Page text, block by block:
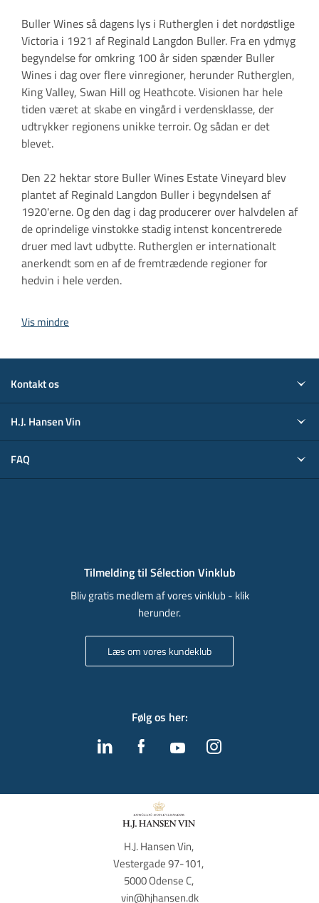
Buller Wines så dagens lys i Rutherglen i det nordøstlige
Victoria i 1921 af Reginald Langdon Buller. Fra en ydmyg
begyndelse for omkring 100 år siden spænder Buller
Wines i dag over flere vinregioner, herunder Rutherglen,
King Valley, Swan Hill og Heathcote. Visionen har hele
tiden været at skabe en vingård i verdensklasse, der
udtrykker regionens unikke terroir. Og sådan er det
blevet.
Den 22 hektar store Buller Wines Estate Vineyard blev
plantet af Reginald Langdon Buller i begyndelsen af ​​
1920'erne. Og den dag i dag producerer over halvdelen af
de oprindelige vinstokke stadig intenst koncentrerede
druer med lavt udbytte. Rutherglen er internationalt
anerkendt som en af ​​de fremtrædende regioner for
hedvin i hele verden.
Vis mindre
Kontakt os
H.J. Hansen Vin
FAQ
Tilmelding til Sélection Vinklub
Bliv gratis medlem af vores vinklub - klik
herunder.
Læs om vores kundeklub
Følg os her:
H.J. Hansen Vin,
Vestergade 97-101,
5000 Odense C,
vin@hjhansen.dk